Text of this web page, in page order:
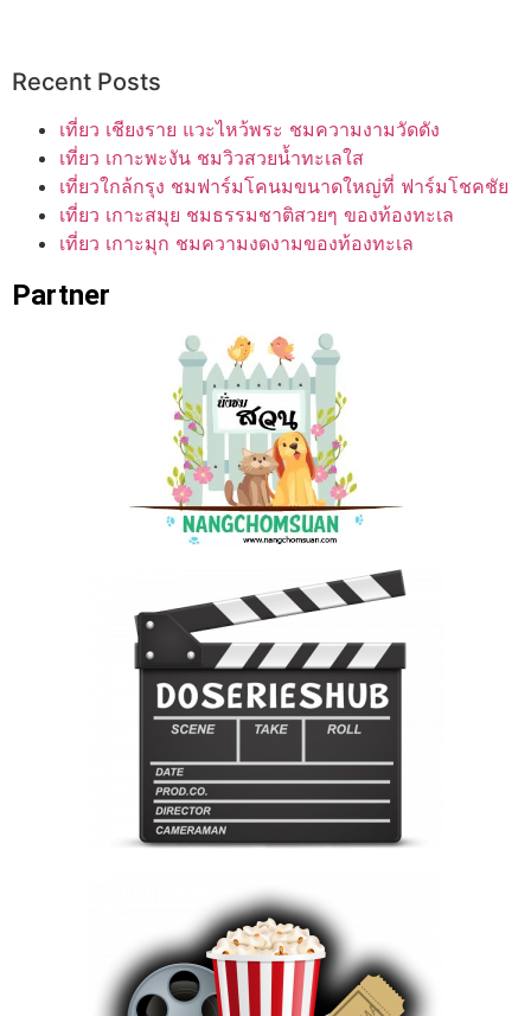
Recent Posts
เที่ยว เชียงราย แวะไหว้พระ ชมความงามวัดดัง
เที่ยว เกาะพะงัน ชมวิวสวยน้ำทะเลใส
เที่ยวใกล้กรุง ชมฟาร์มโคนมขนาดใหญ่ที่ ฟาร์มโชคชัย
เที่ยว เกาะสมุย ชมธรรมชาติสวยๆ ของท้องทะเล
เที่ยว เกาะมุก ชมความงดงามของท้องทะเล
Partner